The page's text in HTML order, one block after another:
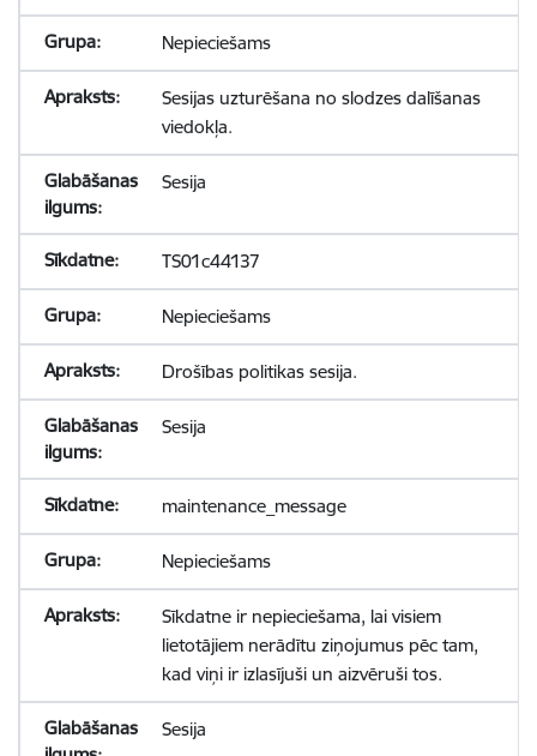
Nepieciešams
Sesijas uzturēšana no slodzes dalīšanas
viedokļa.
Sesija
TS01c44137
Nepieciešams
Drošības politikas sesija.
Sesija
maintenance_message
Nepieciešams
Sīkdatne ir nepieciešama, lai visiem
lietotājiem nerādītu ziņojumus pēc tam,
kad viņi ir izlasījuši un aizvēruši tos.
Sesija